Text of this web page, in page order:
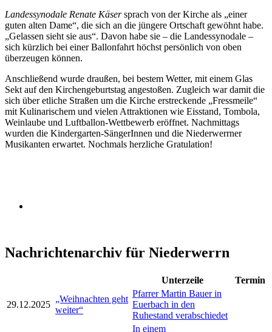
Landessynodale Renate Käsersprach von der Kirche als „einer
guten alten Dame“, die sich an die jüngere Ortschaft gewöhnt habe.
„Gelassen sieht sie aus“. Davon habe sie – die Landessynodale –
sich kürzlich bei einer Ballonfahrt höchst persönlich von oben
überzeugen können.
Anschließend wurde draußen, bei bestem Wetter, mit einem Glas
Sekt auf den Kirchengeburtstag angestoßen. Zugleich war damit die
sich über etliche Straßen um die Kirche erstreckende „Fressmeile“
mit Kulinarischem und vielen Attraktionen wie Eisstand, Tombola,
Weinlaube und Luftballon-Wettbewerb eröffnet. Nachmittags
wurden die Kindergarten-SängerInnen und die Niederwerrner
Musikanten erwartet. Nochmals herzliche Gratulation!
Nachrichtenarchiv für Niederwerrn
Unterzeile Termin
29.12.2025
„Weihnachten geht
weiter“
Pfarrer Martin Bauer in
Euerbach in den
Ruhestand verabschiedet
In einem